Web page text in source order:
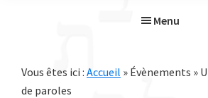
Menu
Vous êtes ici : Accueil » Évènements »
de paroles